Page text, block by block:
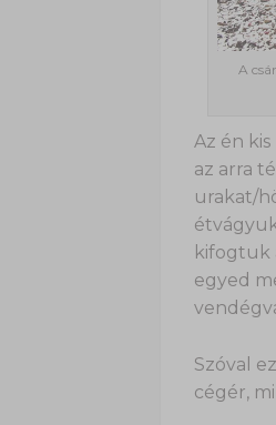
A
Az én
az arra
urakat/
kifogtuk
egyed
Szóval
cégér,